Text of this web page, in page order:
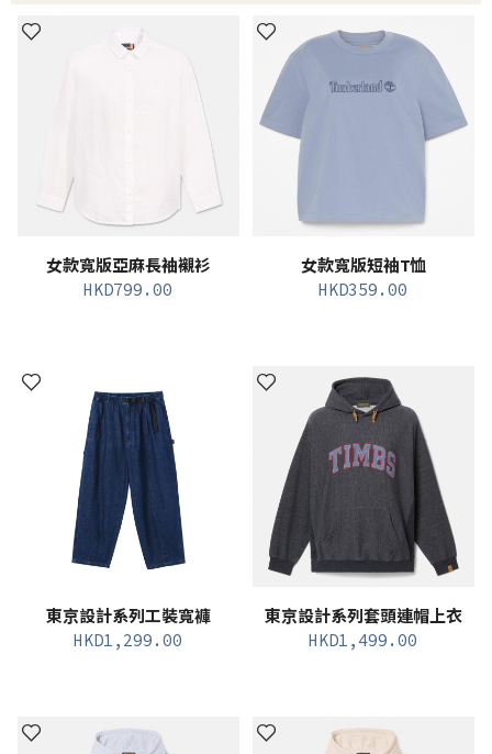
女款寬版亞麻長袖襯衫
HKD799.00
女款寬版短袖T恤
HKD359.00
東京設計系列工裝寬褲
HKD1,299.00
東京設計系列套頭連帽上衣
HKD1,499.00